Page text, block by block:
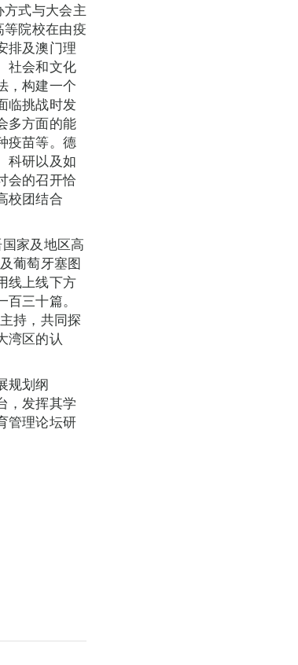
方式与大会主
等院校在由疫
排及澳门理
社会和文化
，构建一个
临挑战时发
多方面的能
疫苗等。德
科研以及如
会的召开恰
校团结合
家及地区高
葡萄牙塞图
线上线下方
三十篇。
持，共同探
湾区的认
规划纲
，发挥其学
管理论坛研